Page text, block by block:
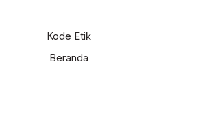
Kode Etik
Beranda